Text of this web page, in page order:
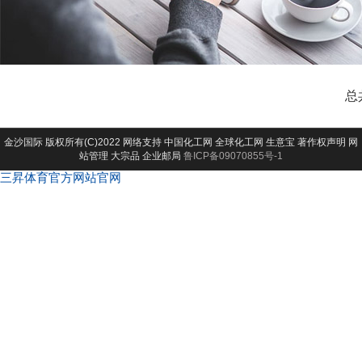
总
金沙国际 版权所有(C)2022 网络支持 中国化工网 全球化工网 生意宝 著作权声明 网
站管理 大宗品 企业邮局 鲁ICP备09070855号-1
三昇体育官方网站官网